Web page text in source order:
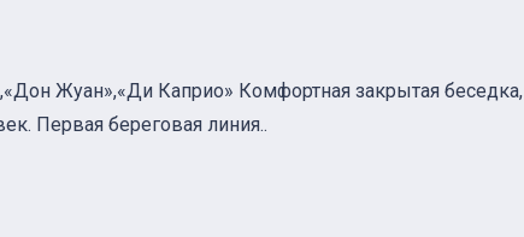
Жуан»,«Ди Каприо» Комфортная закрытая беседка,
Первая береговая линия..